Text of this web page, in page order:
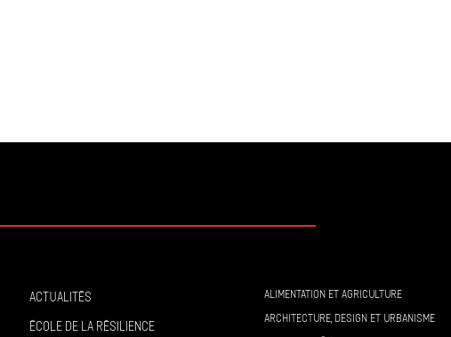
Actualités
École de la résilience
ALIMENTATION ET AGRICULTURE
ARCHITECTURE, DESIGN ET URBANISME